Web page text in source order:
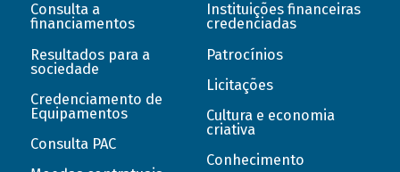
Consulta a
financiamentos
Resultados para a
sociedade
Credenciamento de
Equipamentos
Consulta PAC
Instituições financeiras
credenciadas
Patrocínios
Licitações
Cultura e economia
criativa
Conhecimento